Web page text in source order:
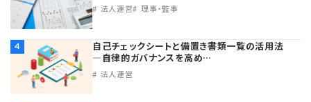
法人運営 理事・監事
4
自己チェックシートと備置き書類一覧の活用法
―自律的ガバナンスを高め…
法人運営